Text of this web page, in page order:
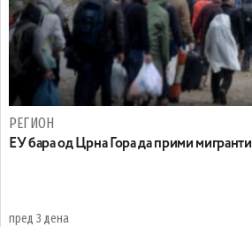
РЕГИОН
EУ бара од Црна Гора да прими мигранти
пред 3 дена